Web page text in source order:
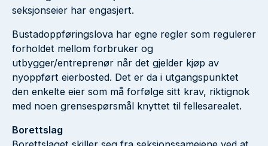
seksjonseier har engasjert.
Bustadoppføringslova har egne regler som regulerer
forholdet mellom forbruker og
utbygger/entreprenør når det gjelder kjøp av
nyoppført eierbosted. Det er da i utgangspunktet
den enkelte eier som må forfølge sitt krav, riktignok
med noen grensespørsmål knyttet til fellesarealet.
Borettslag